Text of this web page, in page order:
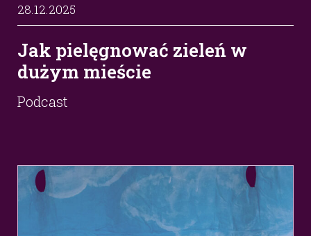
28.12.2025
Jak pielęgnować zieleń w
dużym mieście
Podcast